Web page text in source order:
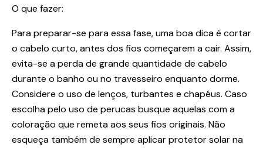
O que fazer:
Para preparar-se para essa fase, uma boa dica é cortar
o cabelo curto, antes dos fios começarem a cair. Assim,
evita-se a perda de grande quantidade de cabelo
durante o banho ou no travesseiro enquanto dorme.
Considere o uso de lenços, turbantes e chapéus. Caso
escolha pelo uso de perucas busque aquelas com a
coloração que remeta aos seus fios originais. Não
esqueça também de sempre aplicar protetor solar na